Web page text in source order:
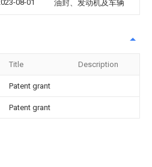
08-01 油封、发动机及车辆
Title Description
Patent grant
Patent grant